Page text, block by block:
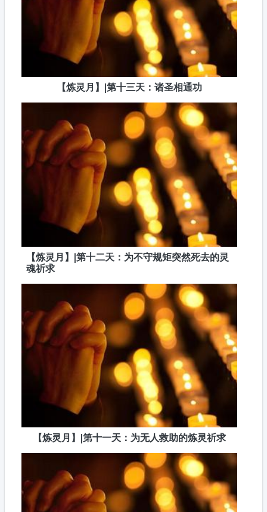
【炼灵月】|第十三天：诸圣相通功
【炼灵月】|第十二天：为不守规矩突然死去的灵
魂祈求
【炼灵月】|第十一天：为无人救助的炼灵祈求